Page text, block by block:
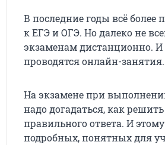
В последние годы всё более
к ЕГЭ и ОГЭ. Но далеко не
экзаменам дистанционно. И
проводятся онлайн-занятия.
На экзамене при
надо догадаться, как
правильного ответа. И
подробных, понятных для